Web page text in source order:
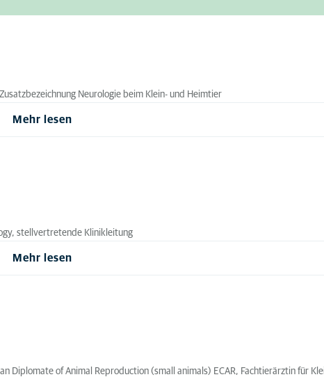
Neurologie beim Klein- und Heimtier
Mehr lesen
stellvertretende Klinikleitung
Mehr lesen
of Animal Reproduction (small animals) ECAR, Fachtierärztin für